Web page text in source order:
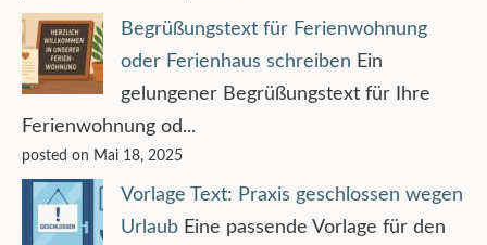
Begrüßungstext für Ferienwohnung
oder Ferienhaus schreiben Ein
gelungener Begrüßungstext für Ihre
Ferienwohnung od...
posted on Mai 18, 2025
Vorlage Text: Praxis geschlossen wegen
Urlaub Eine passende Vorlage für den